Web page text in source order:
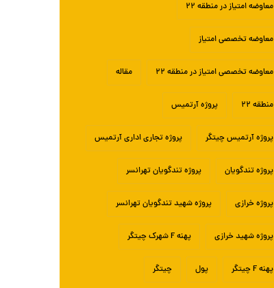
معاوضه امتیاز در منطقه ۲۲
معاوضه تخصصی امتیاز
معاوضه تخصصی امتیاز در منطقه ۲۲ مقاله
منطقه ۲۲ پروژه آرتمیس
پروژه آرتمیس چیتگر پروژه تجاری اداری آرتمیس
پروژه تندگویان پروژه تندگویان تهرانسر
پروژه خرازی پروژه شهید تندگویان تهرانسر
پروژه شهید خرازی پهنه F شهرک چیتگر
پهنه F چیتگر پول چیتگر